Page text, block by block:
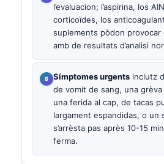
l’evaluacion; l’aspirina, los
corticoïdes, los
suplements pòdon provocar
amb de resultats d’analisi
Símptomes urgents inclutz
de vomit de sang, una
una ferida al cap, de tacas
largament espandidas, o un
s’arrèsta pas après 10-15
ferma.